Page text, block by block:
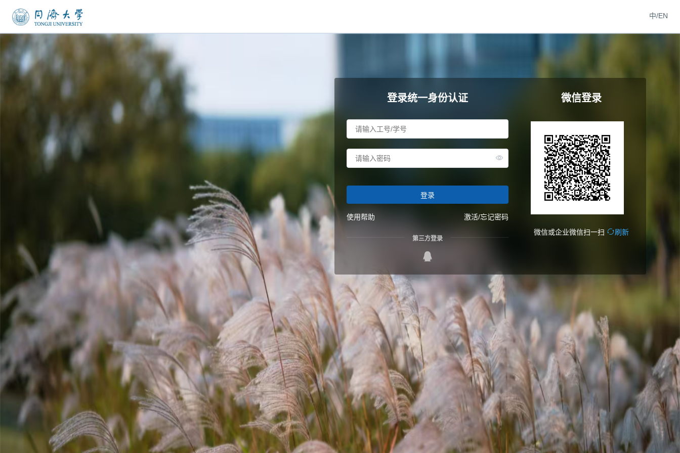
中/EN
登录统一身份认证
登录
使用帮助 激活/忘记密码
微信登录
微信或企业微信扫一扫 刷新
第三方登录